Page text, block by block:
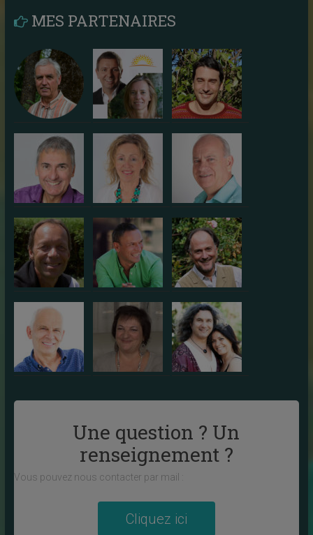
MES PARTENAIRES
Une question ? Un
renseignement ?
Vous pouvez nous contacter par mail :
Cliquez ici